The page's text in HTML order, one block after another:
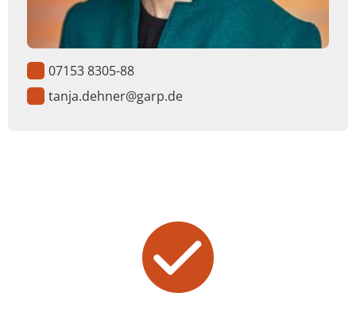
07153 8305-88
tanja.dehner@garp.de